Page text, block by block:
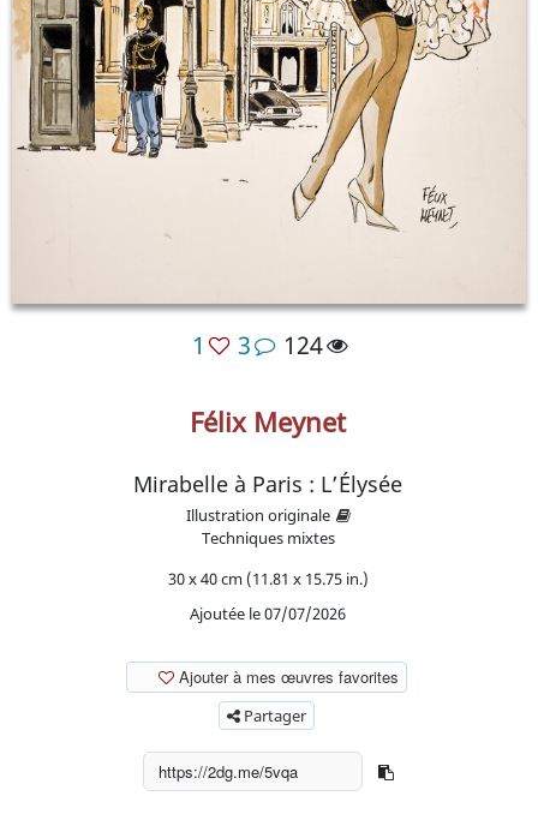
1 3 124
Félix Meynet
Mirabelle à Paris : L’Élysée
Illustration originale
Techniques mixtes
30 x 40 cm (11.81 x 15.75 in.)
Ajoutée le 07/07/2026
Ajouter à mes œuvres favorites
Partager